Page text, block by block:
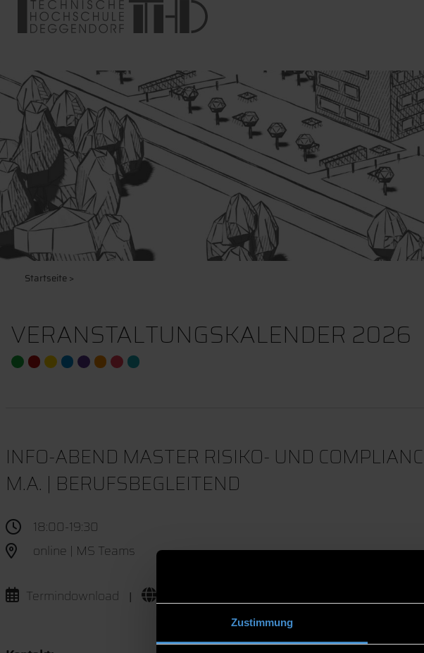
Zustimmung
Startseite>
VERANSTALTUNGSKALENDER 2026
INFO-ABEND MASTER RISIKO- UND
M.A. | BERUFSBEGLEITEND
18:00-19:30
online | MS Teams
Termindownload |